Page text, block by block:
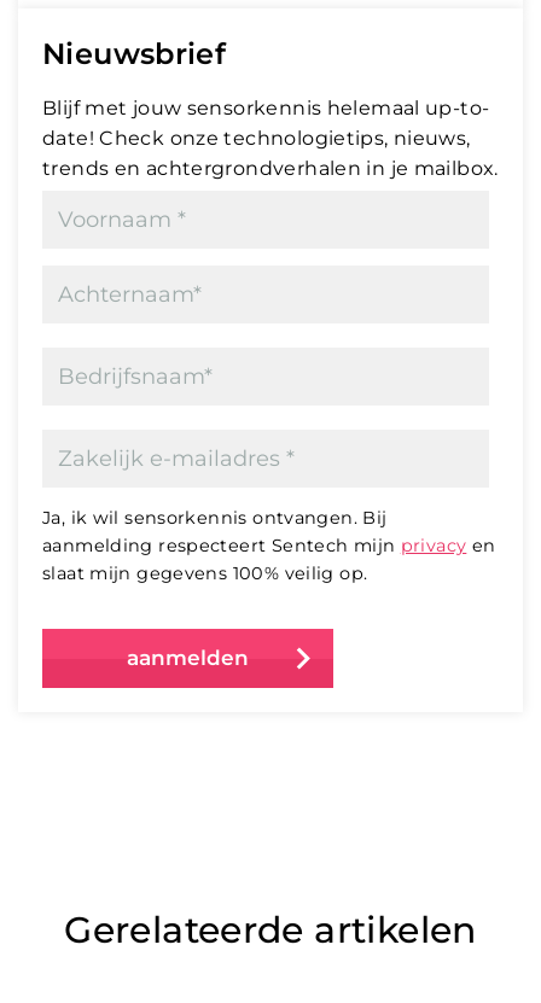
Nieuwsbrief
Blijf met jouw sensorkennis helemaal up-to-
date! Check onze technologietips, nieuws,
trends en achtergrondverhalen in je mailbox.
Ja, ik wil sensorkennis ontvangen. Bij
aanmelding respecteert Sentech mijn privacy en
slaat mijn gegevens 100% veilig op.
Gerelateerde artikelen